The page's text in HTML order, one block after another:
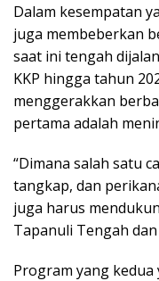
Dalam kesempatan
juga membeberkan
saat ini tengah
KKP hingga tahun
menggerakkan
pertama adalah
“Dimana salah satu
tangkap, dan
juga harus
Tapanuli Tengah
Program yang